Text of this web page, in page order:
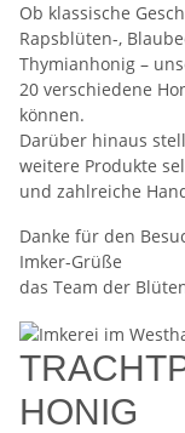
Ob klassische
Rapsblüten-,
Thymianhonig –
20 verschiedene
können.
Darüber hinaus
weitere Produkte
und zahlreiche
Danke für den
Imker-Grüße
das Team der
HONIG